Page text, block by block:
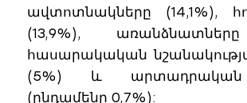
ավտոտնակները (14,1%),
(13,9%),
հասարակական
(5%) և արտադրական
(ընդամենը 0,7%):